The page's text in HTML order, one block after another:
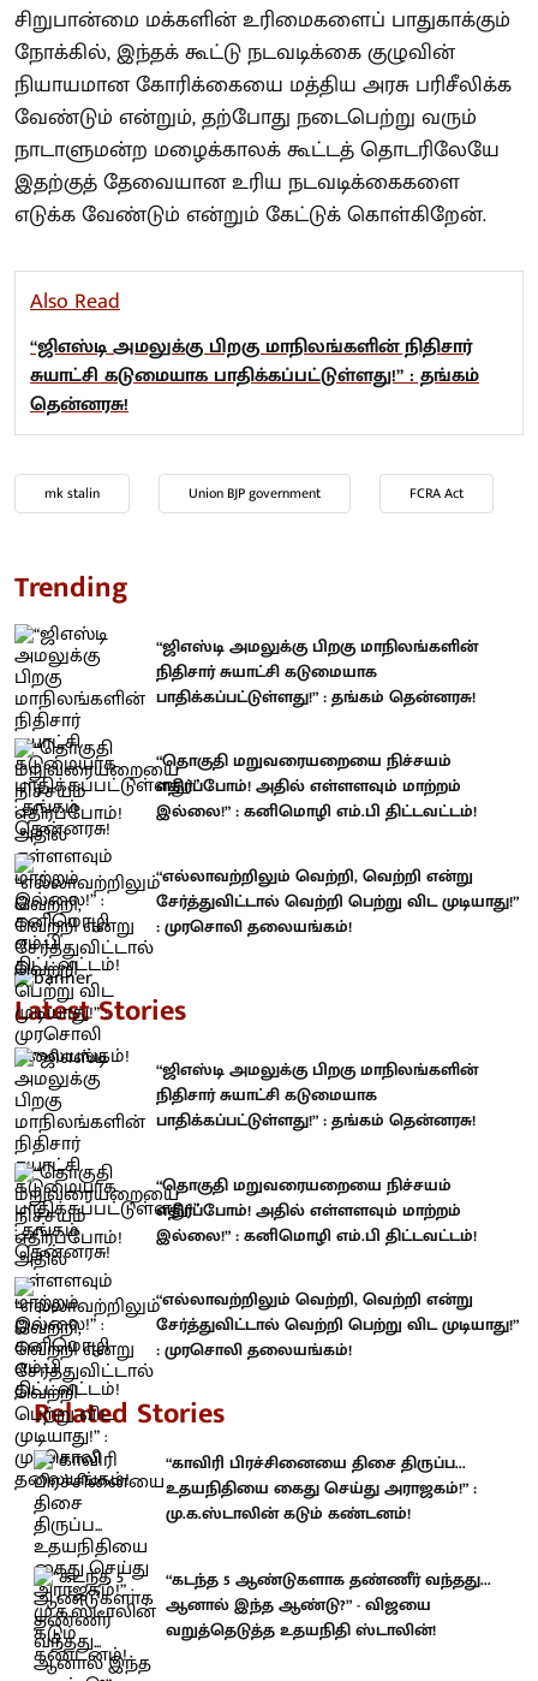
சிறுபான்மை மக்களின் உரிமைகளைப் பாதுகாக்கும்
நோக்கில், இந்தக் கூட்டு நடவடிக்கை குழுவின்
நியாயமான கோரிக்கையை மத்திய அரசு பரிசீலிக்க
வேண்டும் என்றும், தற்போது நடைபெற்று வரும்
நாடாளுமன்ற மழைக்காலக் கூட்டத் தொடரிலேயே
இதற்குத் தேவையான உரிய நடவடிக்கைகளை
எடுக்க வேண்டும் என்றும் கேட்டுக் கொள்கிறேன்.
Also Read
“ஜிஎஸ்டி அமலுக்கு பிறகு மாநிலங்களின் நிதிசார்
சுயாட்சி கடுமையாக பாதிக்கப்பட்டுள்ளது!” : தங்கம்
தென்னரசு!
mk stalin Union BJP government FCRA Act
Trending
“ஜிஎஸ்டி அமலுக்கு பிறகு மாநிலங்களின்
நிதிசார் சுயாட்சி கடுமையாக
பாதிக்கப்பட்டுள்ளது!” : தங்கம் தென்னரசு!
“தொகுதி மறுவரையறையை நிச்சயம்
எதிர்ப்போம்! அதில் எள்ளளவும் மாற்றம்
இல்லை!” : கனிமொழி எம்.பி திட்டவட்டம்!
“எல்லாவற்றிலும் வெற்றி, வெற்றி என்று
சேர்த்துவிட்டால் வெற்றி பெற்று விட முடியாது!”
: முரசொலி தலையங்கம்!
Latest Stories
“ஜிஎஸ்டி அமலுக்கு பிறகு மாநிலங்களின்
நிதிசார் சுயாட்சி கடுமையாக
பாதிக்கப்பட்டுள்ளது!” : தங்கம் தென்னரசு!
“தொகுதி மறுவரையறையை நிச்சயம்
எதிர்ப்போம்! அதில் எள்ளளவும் மாற்றம்
இல்லை!” : கனிமொழி எம்.பி திட்டவட்டம்!
“எல்லாவற்றிலும் வெற்றி, வெற்றி என்று
சேர்த்துவிட்டால் வெற்றி பெற்று விட முடியாது!”
: முரசொலி தலையங்கம்!
Related Stories
“காவிரி பிரச்சினையை திசை திருப்ப...
உதயநிதியை கைது செய்து அராஜகம்!” :
மு.க.ஸ்டாலின் கடும் கண்டனம்!
“கடந்த 5 ஆண்டுகளாக தண்ணீர் வந்தது...
ஆனால் இந்த ஆண்டு?” - விஜயை
வறுத்தெடுத்த உதயநிதி ஸ்டாலின்!